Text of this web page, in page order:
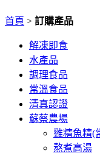
首頁 > 訂購產品
解凍即食
水產品
調理食品
常溫食品
清真認證
蘇蔡農場
雞精魚精(
熬煮高湯